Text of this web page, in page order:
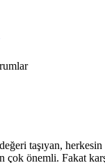
taşıyan,
çok önemli. Fakat